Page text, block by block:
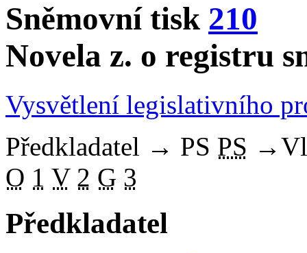
Sněmovní tisk 210
Novela z. o registru
Vysvětlení legislativního
Předkladatel → PS PS →
O 1 V 2 G 3
Předkladatel